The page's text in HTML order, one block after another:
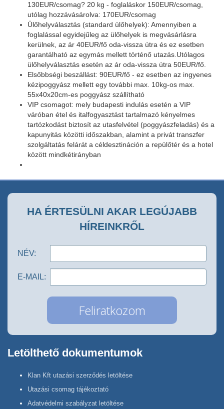
130EUR/csomag? 20 kg - foglaláskor 150EUR/csomag,
utólag hozzávásárolva: 170EUR/csomag
Ülőhelyválasztás (standard ülőhelyek): Amennyiben a
foglalással egyidejűleg az ülőhelyek is megvásárlásra
kerülnek, az ár 40EUR/fő oda-vissza útra és ez esetben
garantálható az egymás mellett történő utazás.Utólagos
ülőhelyválasztás esetén az ár oda-vissza útra 50EUR/fő.
Elsőbbségi beszállást: 90EUR/fő - ez esetben az ingyenes
kézipoggyász mellett egy további max. 10kg-os max.
55x40x20cm-es poggyász szállítható
VIP csomagot: mely budapesti indulás esetén a VIP
váróban étel és italfogyasztást tartalmazó kényelmes
tartózkodást biztosít az utasfelvétel (poggyászfeladás) és a
kapunyitás közötti időszakban, alamint a privát transzfer
szolgáltatás felárát a céldesztináción a repülőtér és a hotel
között mindkétirányban
HA ÉRTESÜLNI AKAR LEGÚJABB
HÍREINKRŐL
NÉV:
E-MAIL:
Letölthető dokumentumok
Klan Kft utazási szerződés letöltése
Utazási csomag tájékoztató
Adatvédelmi szabályzat letöltése